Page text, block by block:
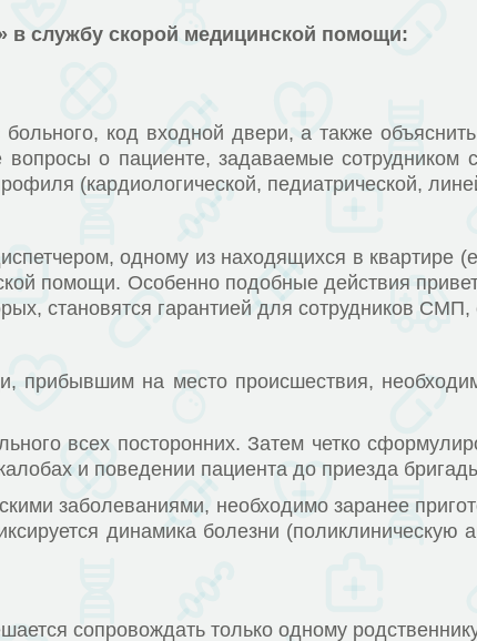
в службу скорой медицинской помощи:
код входной двери, а также объяснить,
о пациенте, задаваемые сотрудником
(кардиологической, педиатрической,
одному из находящихся в квартире
помощи. Особенно подобные действия
становятся гарантией для сотрудников
на место происшествия, необходимо
всех посторонних. Затем четко
и поведении пациента до приезда
заболеваниями, необходимо заранее
динамика болезни (поликлиническую
сопровождать только одному